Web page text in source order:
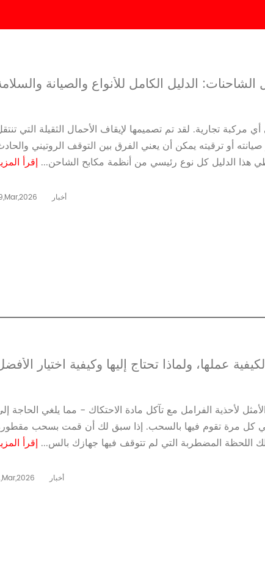
الدليل الكامل للأنواع والصيانة
تجارية. لقد تم تصميمها لإيقاف الأحمال الثقيلة التي
أو ترقيته يمكن أن يعني الفرق بين التوقف الروتيني
هذا الدليل كل نوع رئيسي من أنظمة مكابح الشاحن... إقرأ
أخبار
عملها، ولماذا تحتاج إليها وكيفية اختيار
لأحذية الفرامل مع تآكل مادة الاحتكاك - مما يلغي الحاجة
في كل مرة تقوم فيها بالسحب. إذا سبق لك أن قمت بسحب
اللحظة المضطربة التي لم تتوقف فيها جهازك بالس... إقرأ
أخبار